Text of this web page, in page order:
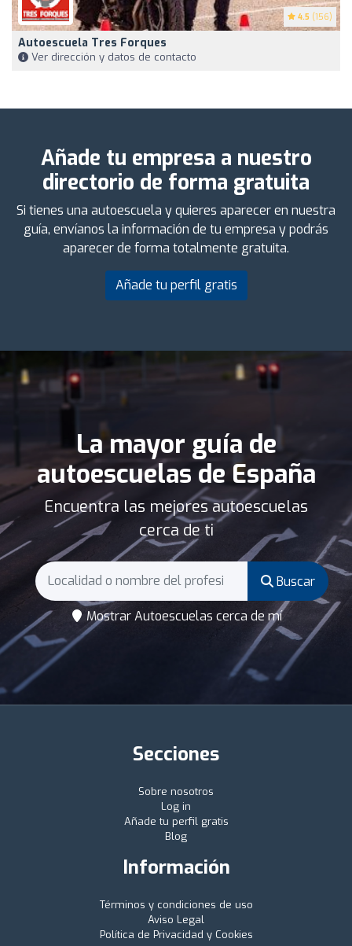
4.5 (156)
Autoescuela Tres Forques
Ver dirección y datos de contacto
Añade tu empresa a nuestro
directorio de forma gratuita
Si tienes una autoescuela y quieres aparecer en nuestra
guía, envíanos la información de tu empresa y podrás
aparecer de forma totalmente gratuita.
Añade tu perfil gratis
La mayor guía de
autoescuelas de España
Encuentra las mejores autoescuelas
cerca de ti
Buscar
Mostrar Autoescuelas cerca de mí
Secciones
Sobre nosotros
Log in
Añade tu perfil gratis
Blog
Información
Términos y condiciones de uso
Aviso Legal
Política de Privacidad y Cookies